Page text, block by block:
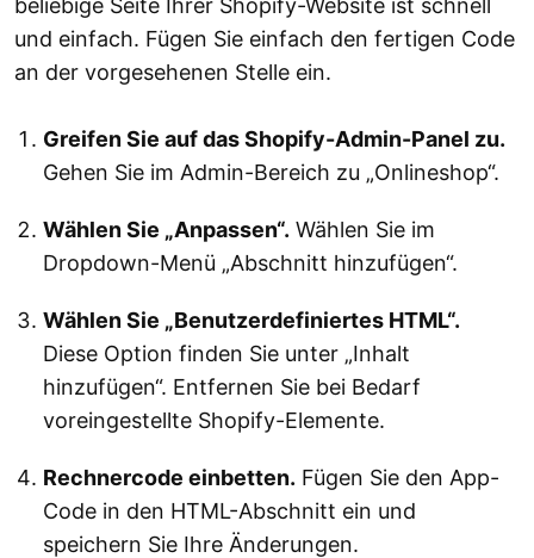
und einfach. Fügen Sie einfach den fertigen Code
an der vorgesehenen Stelle ein.
Greifen Sie auf das Shopify-Admin-Panel zu.
Gehen Sie im Admin-Bereich zu „Onlineshop“.
Wählen Sie „Anpassen“. Wählen Sie im
Dropdown-Menü „Abschnitt hinzufügen“.
Wählen Sie „Benutzerdefiniertes HTML“.
Diese Option finden Sie unter „Inhalt
hinzufügen“. Entfernen Sie bei Bedarf
voreingestellte Shopify-Elemente.
Rechnercode einbetten. Fügen Sie den App-
Code in den HTML-Abschnitt ein und
speichern Sie Ihre Änderungen.